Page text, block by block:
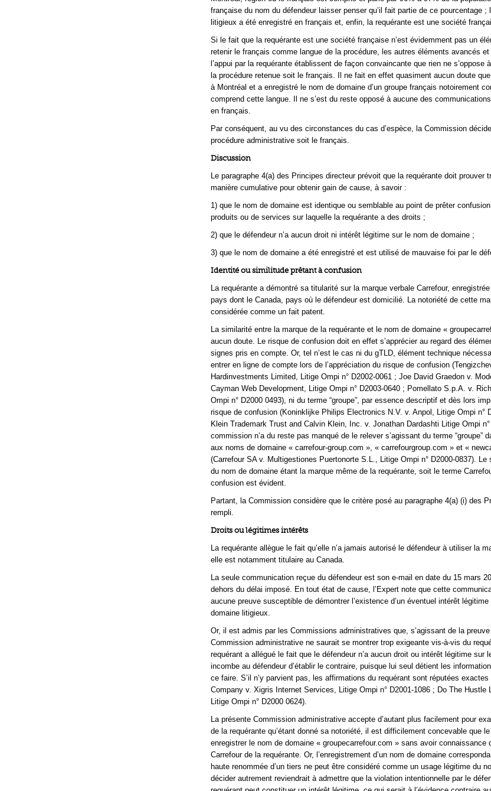
française du nom du défendeur laisser penser qu’il fait partie de ce pourcentage ;
litigieux a été enregistré en français et, enfin, la requérante est une société
Si le fait que la requérante est une société française n’est évidemment pas un
retenir le français comme langue de la procédure, les autres éléments avancés
l’appui par la requérante établissent de façon convaincante que rien ne s’oppose
la procédure retenue soit le français. Il ne fait en effet quasiment aucun doute
à Montréal et a enregistré le nom de domaine d’un groupe français notoirement
comprend cette langue. Il ne s’est du reste opposé à aucune des
en français.
Par conséquent, au vu des circonstances du cas d’espèce, la Commission
procédure administrative soit le français.
Discussion
Le paragraphe 4(a) des Principes directeur prévoit que la requérante doit prouver
manière cumulative pour obtenir gain de cause, à savoir :
1) que le nom de domaine est identique ou semblable au point de prêter
produits ou de services sur laquelle la requérante a des droits ;
2) que le défendeur n’a aucun droit ni intérêt légitime sur le nom de domaine ;
3) que le nom de domaine a été enregistré et est utilisé de mauvaise foi par le
Identité ou similitude prêtant à confusion
La requérante a démontré sa titularité sur la marque verbale Carrefour,
pays dont le Canada, pays où le défendeur est domicilié. La notoriété de cette
considérée comme un fait patent.
La similarité entre la marque de la requérante et le nom de domaine «
aucun doute. Le risque de confusion doit en effet s’apprécier au regard des
signes pris en compte. Or, tel n’est le cas ni du gTLD, élément technique
entrer en ligne de compte lors de l’appréciation du risque de confusion
Hardinvestments Limited, Litige Ompi n° D2002-0061 ; Joe David Graedon v.
Cayman Web Development, Litige Ompi n° D2003-0640 ; Pomellato S.p.A. v.
Ompi n° D2000 0493), ni du terme “groupe”, par essence descriptif et dès lors
risque de confusion (Koninklijke Philips Electronics N.V. v. Anpol, Litige Ompi n°
Klein Trademark Trust and Calvin Klein, Inc. v. Jonathan Dardashti Litige Ompi
commission n’a du reste pas manqué de le relever s’agissant du terme “groupe”
aux noms de domaine « carrefour-group.com », « carrefourgroup.com » et «
(Carrefour SA v. Multigestiones Puertonorte S.L., Litige Ompi n° D2000-0837).
du nom de domaine étant la marque même de la requérante, soit le terme
confusion est évident.
Partant, la Commission considère que le critère posé au paragraphe 4(a) (i) des
rempli.
Droits ou légitimes intérêts
La requérante allègue le fait qu’elle n’a jamais autorisé le défendeur à utiliser la
elle est notamment titulaire au Canada.
La seule communication reçue du défendeur est son e-mail en date du 15 mars
dehors du délai imposé. En tout état de cause, l’Expert note que cette
aucune preuve susceptible de démontrer l’existence d’un éventuel intérêt
domaine litigieux.
Or, il est admis par les Commissions administratives que, s’agissant de la
Commission administrative ne saurait se montrer trop exigeante vis-à-vis du
requérant a allégué le fait que le défendeur n’a aucun droit ou intérêt légitime sur
incombe au défendeur d’établir le contraire, puisque lui seul détient les
ce faire. S’il n’y parvient pas, les affirmations du requérant sont réputées
Company v. Xigris Internet Services, Litige Ompi n° D2001-1086 ; Do The Hustle
Litige Ompi n° D2000 0624).
La présente Commission administrative accepte d’autant plus facilement pour
de la requérante qu’étant donné sa notoriété, il est difficilement concevable que
enregistrer le nom de domaine « groupecarrefour.com » sans avoir connaissance
Carrefour de la requérante. Or, l’enregistrement d’un nom de domaine
haute renommée d’un tiers ne peut être considéré comme un usage légitime du
décider autrement reviendrait à admettre que la violation intentionnelle par le